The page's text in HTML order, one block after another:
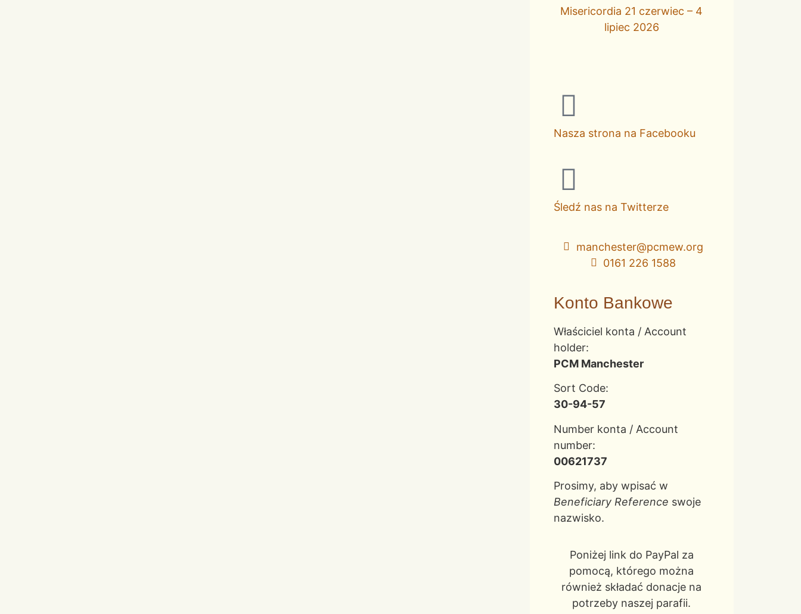
Misericordia 21 czerwiec – 4
lipiec 2026
Nasza strona na Facebooku
Śledź nas na Twitterze
manchester@pcmew.org
0161 226 1588
Konto Bankowe
Właściciel konta / Account
holder:
PCM Manchester
Sort Code:
30-94-57
Number konta / Account
number:
00621737
Prosimy, aby wpisać w
Beneficiary Reference swoje
nazwisko.
Poniżej link do PayPal za
pomocą, którego można
również składać donacje na
potrzeby naszej parafii.